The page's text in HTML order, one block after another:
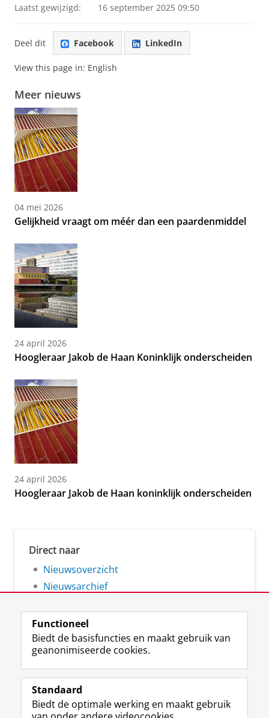
Laatst gewijzigd: 16 september 2025 09:50
Deel dit Facebook LinkedIn
View this page in: English
Meer nieuws
04 mei 2026
Gelijkheid vraagt om méér dan een paardenmiddel
24 april 2026
Hoogleraar Jakob de Haan Koninklijk onderscheiden
24 april 2026
Hoogleraar Jakob de Haan koninklijk onderscheiden
Direct naar
Nieuwsoverzicht
Nieuwsarchief
Volg de RUG
F
a
e
L
i
k
R
S
-
I
n
t
Y
o
T
Studiekiezers
Functioneel
Biedt de basisfuncties en maakt gebruik van
geanonimiseerde cookies.
Standaard
Biedt de optimale werking en maakt gebruik